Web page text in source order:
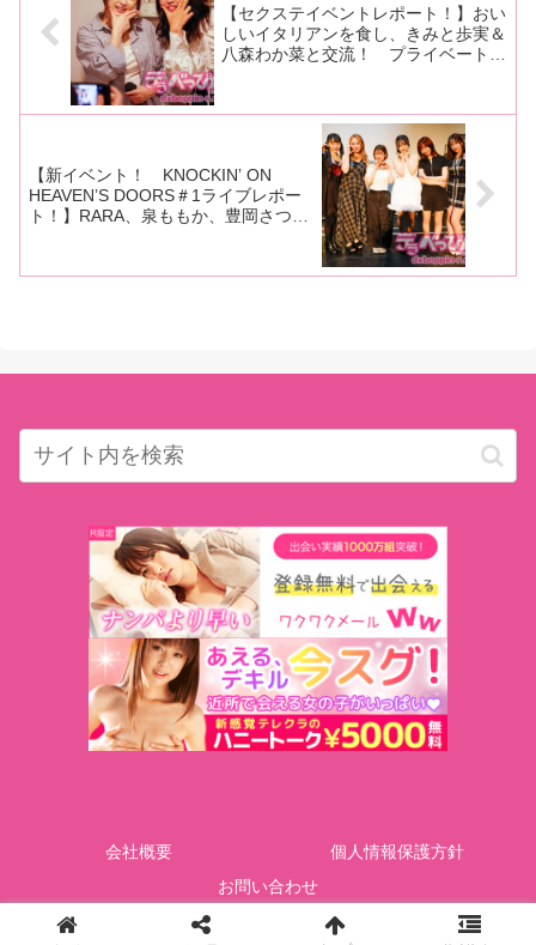
【セクステイベントレポート！】おい
しいイタリアンを食し、きみと歩実＆
八森わか菜と交流！ プライベート感
【新イベント！ KNOCKINʼ ON
HEAVENʼS DOORS＃1ライブレポー
ト！】RARA、泉ももか、豊岡さつ
扉をノック！
会社概要
個人情報保護方針
お問い合わせ
Copyright © GOTcorporation All Rights Reserved.